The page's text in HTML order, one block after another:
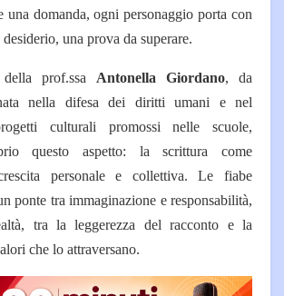
una domanda, ogni personaggio porta con
una prova da superare.
prof.ssa Antonella Giordano, da
nella difesa dei diritti umani e nel
culturali promossi nelle scuole,
questo aspetto: la scrittura come
personale e collettiva. Le fiabe
ponte tra immaginazione e responsabilità,
tra la leggerezza del racconto e la
che lo attraversano.